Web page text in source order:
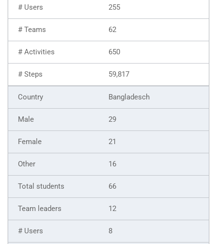
255
62
650
59,817
Bangladesch
29
21
16
66
12
8